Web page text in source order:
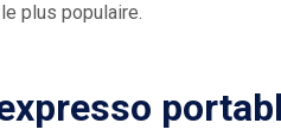
plus populaire.